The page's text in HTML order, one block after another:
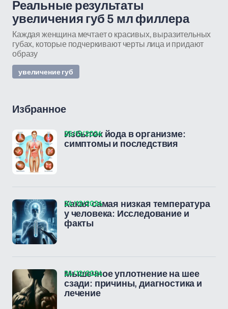
Реальные результаты
увеличения губ 5 мл филлера
Каждая женщина мечтает о красивых, выразительных
губах, которые подчеркивают черты лица и придают
образу
увеличение губ
Избранное
Избыток йода в организме:
симптомы и последствия
25/12/2024
Какая самая низкая температура
у человека: Исследование и
факты
24/12/2024
Мышечное уплотнение на шее
сзади: причины, диагностика и
лечение
24/12/2024